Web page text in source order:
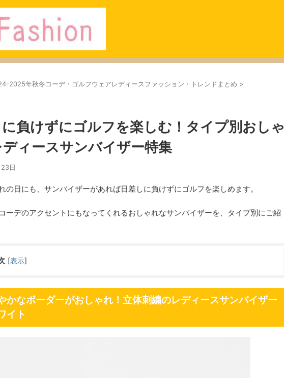
2025年秋冬コーデ・ゴルフウェアレディースファッション・トレンドまとめ >
に負けずにゴルフを楽しむ！タイプ別おしゃ
ィースサンバイザー特集
日
の日にも、サンバイザーがあれば日差しに負けずにゴルフを楽しめます。
ーデのアクセントにもなってくれるおしゃれなサンバイザーを、タイプ別にご紹
[表示]
かなボーダーがおしゃれ！立体刺繍のレディースサンバイザー
イト